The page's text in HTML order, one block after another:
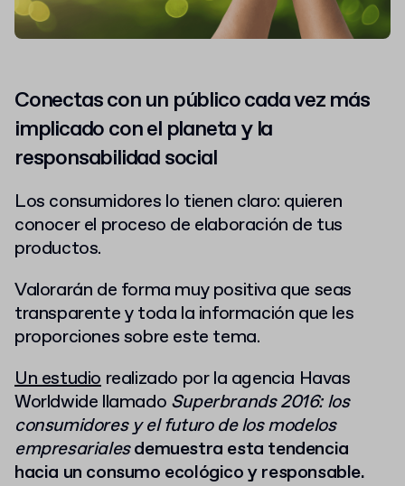
Conectas con un público cada vez más
implicado con el planeta y la
responsabilidad social
Los consumidores lo tienen claro: quieren
conocer el proceso de elaboración de tus
productos.
Valorarán de forma muy positiva que seas
transparente y toda la información que les
proporciones sobre este tema.
Un estudio realizado por la agencia Havas
Worldwide llamado Superbrands 2016: los
consumidores y el futuro de los modelos
empresarialesdemuestra esta tendencia
hacia un consumo ecológico y responsable.